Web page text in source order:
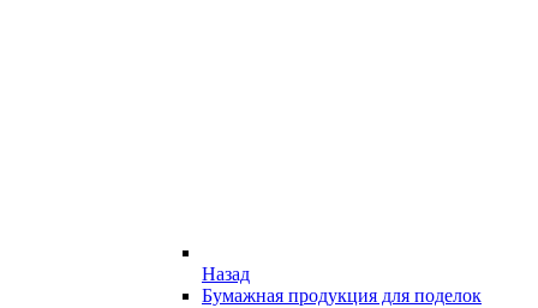
Назад
Бумажная продукция для поделок